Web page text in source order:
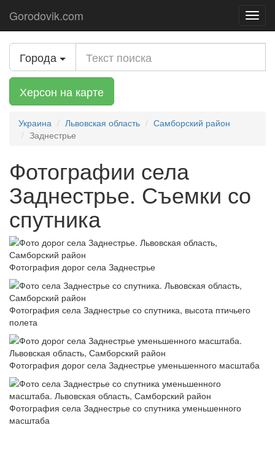
Gorodovik.com
Города
Херсон на карте
Украина Львовская область
Самборский район
Заднестрье
Фотографии села
Заднестрье. Съемки со
спутника
Фотография дорог села Заднестрье
Фотография села Заднестрье со спутника, высота птичьего
полета
Фотография дорог села Заднестрье уменьшенного масштаба
Фотография села Заднестрье со спутника уменьшенного
масштаба